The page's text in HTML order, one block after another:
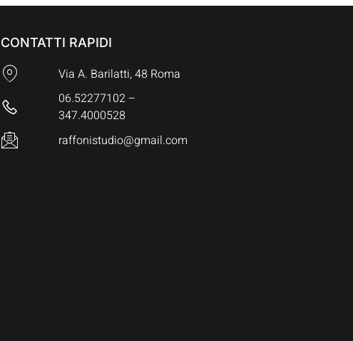
CONTATTI RAPIDI
Via A. Barilatti, 48 Roma
06.52277102 –
347.4000528
raffonistudio@gmail.com